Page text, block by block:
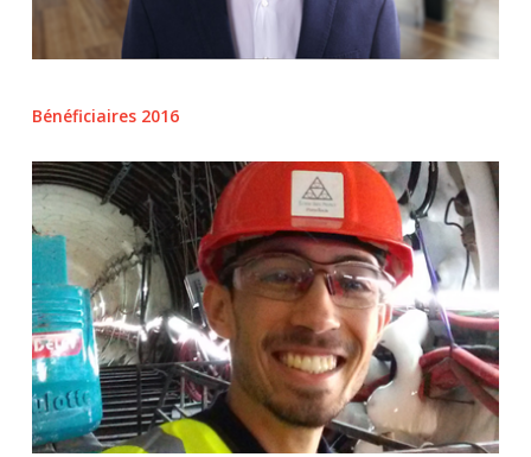
Bénéficiaires 2016